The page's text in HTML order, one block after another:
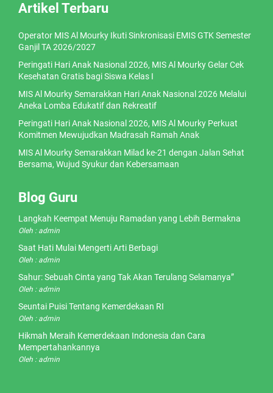
Artikel Terbaru
Operator MIS Al Mourky Ikuti Sinkronisasi EMIS GTK Semester
Ganjil TA 2026/2027
Peringati Hari Anak Nasional 2026, MIS Al Mourky Gelar Cek
Kesehatan Gratis bagi Siswa Kelas I
MIS Al Mourky Semarakkan Hari Anak Nasional 2026 Melalui
Aneka Lomba Edukatif dan Rekreatif
Peringati Hari Anak Nasional 2026, MIS Al Mourky Perkuat
Komitmen Mewujudkan Madrasah Ramah Anak
MIS Al Mourky Semarakkan Milad ke-21 dengan Jalan Sehat
Bersama, Wujud Syukur dan Kebersamaan
Blog Guru
Langkah Keempat Menuju Ramadan yang Lebih Bermakna
Oleh : admin
Saat Hati Mulai Mengerti Arti Berbagi
Oleh : admin
Sahur: Sebuah Cinta yang Tak Akan Terulang Selamanya”
Oleh : admin
Seuntai Puisi Tentang Kemerdekaan RI
Oleh : admin
Hikmah Meraih Kemerdekaan Indonesia dan Cara
Mempertahankannya
Oleh : admin